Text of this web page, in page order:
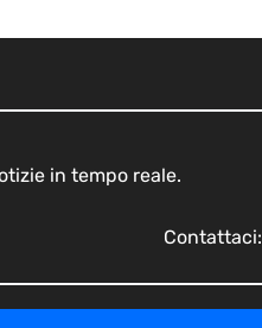
in tempo reale.
Contattaci: